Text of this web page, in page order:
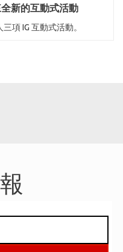
新的互動式活動
項 IG 互動式活動。